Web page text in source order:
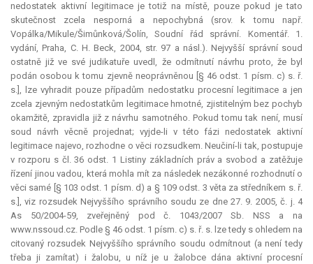
nedostatek aktivní legitimace je totiž na místě, pouze pokud je tato
skutečnost zcela nesporná a nepochybná (srov. k tomu např.
Vopálka/Mikule/Šimůnková/Šolín, Soudní řád správní. Komentář. 1.
vydání, Praha, C. H. Beck, 2004, str. 97 a násl.). Nejvyšší správní soud
ostatně již ve své judikatuře uvedl, že odmítnutí návrhu proto, že byl
podán osobou k tomu zjevně neoprávněnou [§ 46 odst. 1 písm. c) s. ř.
s.], lze vyhradit pouze případům nedostatku procesní legitimace a jen
zcela zjevným nedostatkům legitimace hmotné, zjistitelným bez pochyb
okamžitě, zpravidla již z návrhu samotného. Pokud tomu tak není, musí
soud návrh věcně projednat; vyjde-li v této fázi nedostatek aktivní
legitimace najevo, rozhodne o věci rozsudkem. Neučiní-li tak, postupuje
v rozporu s čl. 36 odst. 1 Listiny základních práv a svobod a zatěžuje
řízení jinou vadou, která mohla mít za následek nezákonné rozhodnutí o
věci samé [§ 103 odst. 1 písm. d) a § 109 odst. 3 věta za středníkem s. ř.
s.], viz rozsudek Nejvyššího správního soudu ze dne 27. 9. 2005, č. j. 4
As 50/2004-59, zveřejněný pod č. 1043/2007 Sb. NSS a na
www.nssoud.cz. Podle § 46 odst. 1 písm. c) s. ř. s. lze tedy s ohledem na
citovaný rozsudek Nejvyššího správního soudu odmítnout (a není tedy
třeba ji zamítat) i žalobu, u níž je u žalobce dána aktivní procesní